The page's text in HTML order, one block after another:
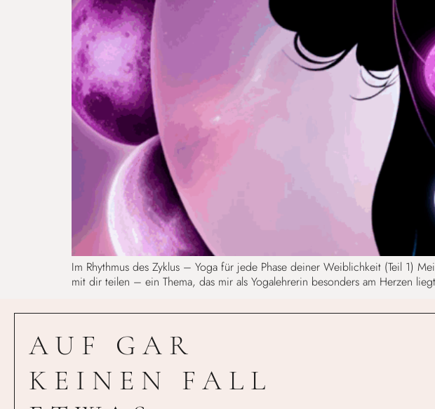
Im Rhythmus des Zyklus – Yoga für jede Phase deiner Weiblichkeit (Teil 1)
mit dir teilen – ein Thema, das mir als Yogalehrerin besonders am Herzen
AUF GAR
KEINEN FALL